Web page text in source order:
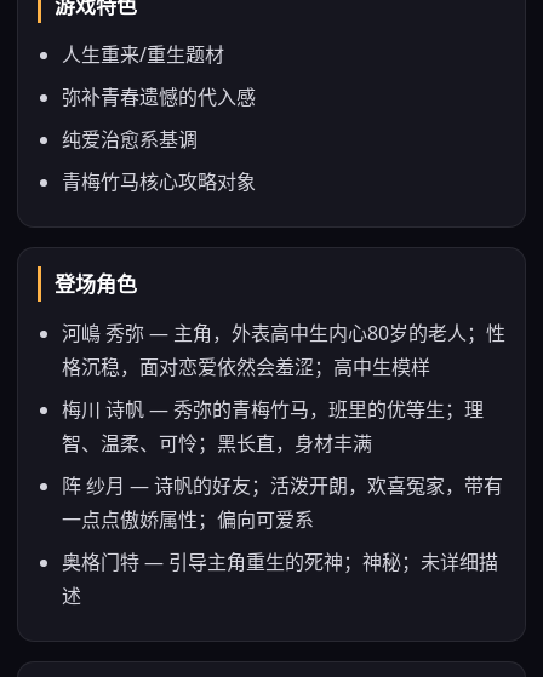
人生重来/重生题材
弥补青春遗憾的代入感
纯爱治愈系基调
青梅竹马核心攻略对象
登场角色
河嶋 秀弥 — 主角，外表高中生内心80岁的老人；性
格沉稳，面对恋爱依然会羞涩；高中生模样
梅川 诗帆 — 秀弥的青梅竹马，班里的优等生；理
智、温柔、可怜；黑长直，身材丰满
阵 纱月 — 诗帆的好友；活泼开朗，欢喜冤家，带有
一点点傲娇属性；偏向可爱系
奥格门特 — 引导主角重生的死神；神秘；未详细描
述